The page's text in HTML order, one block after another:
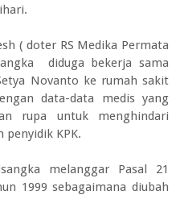
( doter RS Medika Permata
diduga bekerja sama
Novanto ke rumah sakit
data-data medis yang
rupa untuk menghindari
penyidik KPK.
melanggar Pasal 21
1999 sebagaimana diubah